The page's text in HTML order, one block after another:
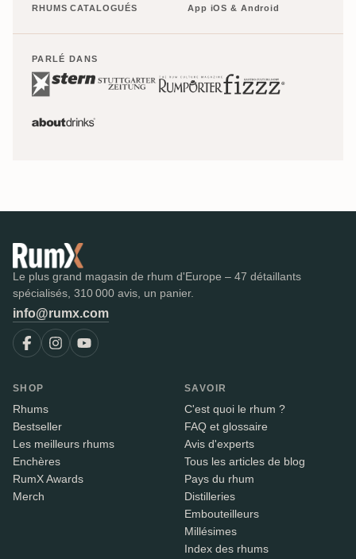
RHUMS CATALOGUÉS App iOS & Android
PARLÉ DANS
Le plus grand magasin de rhum d'Europe – 47 détaillants
spécialisés, 310 000 avis, un panier.
info@rumx.com
SHOP
Rhums
Bestseller
Les meilleurs rhums
Enchères
RumX Awards
Merch
SAVOIR
C'est quoi le rhum ?
FAQ et glossaire
Avis d'experts
Tous les articles de blog
Pays du rhum
Distilleries
Embouteilleurs
Millésimes
Index des rhums